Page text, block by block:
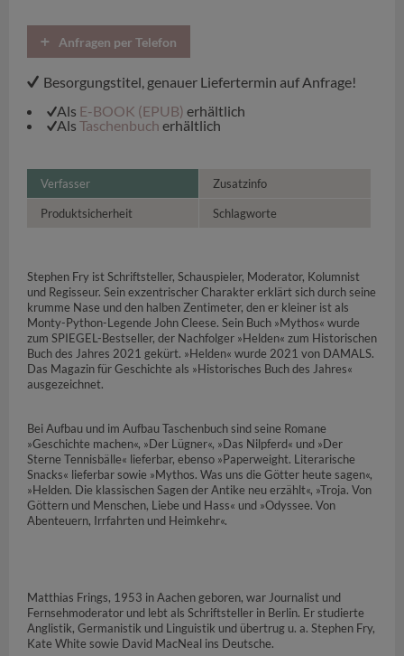
Anfragen per Telefon
Besorgungstitel, genauer Liefertermin auf Anfrage!
Als E-BOOK (EPUB) erhältlich
Als Taschenbuch erhältlich
Verfasser Zusatzinfo
Produktsicherheit Schlagworte
Stephen Fry ist Schriftsteller, Schauspieler, Moderator, Kolumnist
und Regisseur. Sein exzentrischer Charakter erklärt sich durch seine
krumme Nase und den halben Zentimeter, den er kleiner ist als
Monty-Python-Legende John Cleese. Sein Buch »Mythos« wurde
zum SPIEGEL-Bestseller, der Nachfolger »Helden« zum Historischen
Buch des Jahres 2021 gekürt. »Helden« wurde 2021 von DAMALS.
Das Magazin für Geschichte als »Historisches Buch des Jahres«
ausgezeichnet.
Bei Aufbau und im Aufbau Taschenbuch sind seine Romane
»Geschichte machen«, »Der Lügner«, »Das Nilpferd« und »Der
Sterne Tennisbälle« lieferbar, ebenso »Paperweight. Literarische
Snacks« lieferbar sowie »Mythos. Was uns die Götter heute sagen«,
»Helden. Die klassischen Sagen der Antike neu erzählt«, »Troja. Von
Göttern und Menschen, Liebe und Hass« und »Odyssee. Von
Abenteuern, Irrfahrten und Heimkehr«.
Matthias Frings, 1953 in Aachen geboren, war Journalist und
Fernsehmoderator und lebt als Schriftsteller in Berlin. Er studierte
Anglistik, Germanistik und Linguistik und übertrug u. a. Stephen Fry,
Kate White sowie David MacNeal ins Deutsche.